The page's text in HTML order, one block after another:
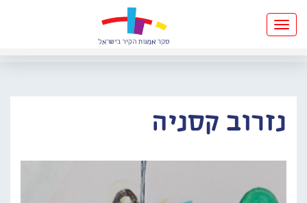
Toggle
navigation
נזרוב קסניה